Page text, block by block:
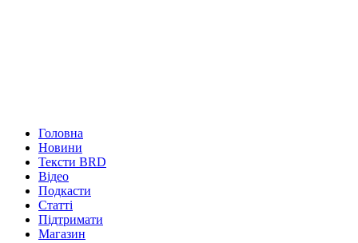
Головна
Новини
Тексти BRD
Відео
Подкасти
Статті
Підтримати
Магазин